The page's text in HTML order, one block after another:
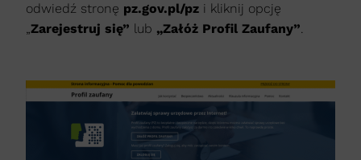
odwiedź stronę pz.gov.pl/pz i kliknij opcję
„Zarejestruj się” lub „Załóż Profil Zaufany”.